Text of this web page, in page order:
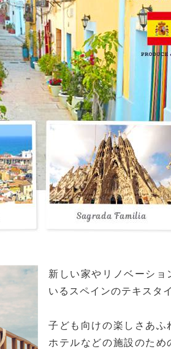
新しい家やリノベーショ
いるスペインのテキスタ
子ども向けの楽しさあふ
ホテルなどの施設のため